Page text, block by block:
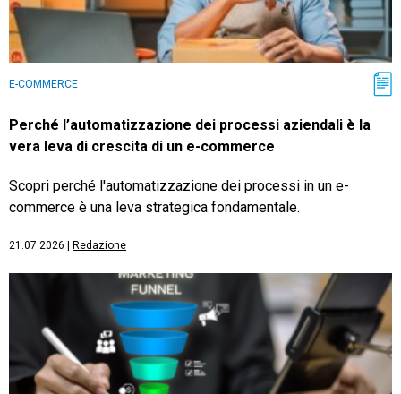
E-COMMERCE
Perché l’automatizzazione dei processi aziendali è la
vera leva di crescita di un e-commerce
Scopri perché l'automatizzazione dei processi in un e-
commerce è una leva strategica fondamentale.
21.07.2026 Redazione